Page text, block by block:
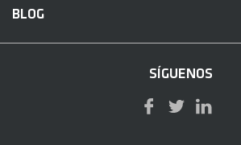
BLOG
SÍGUENOS